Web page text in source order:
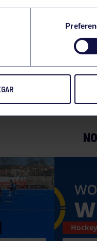
A –
Hockey